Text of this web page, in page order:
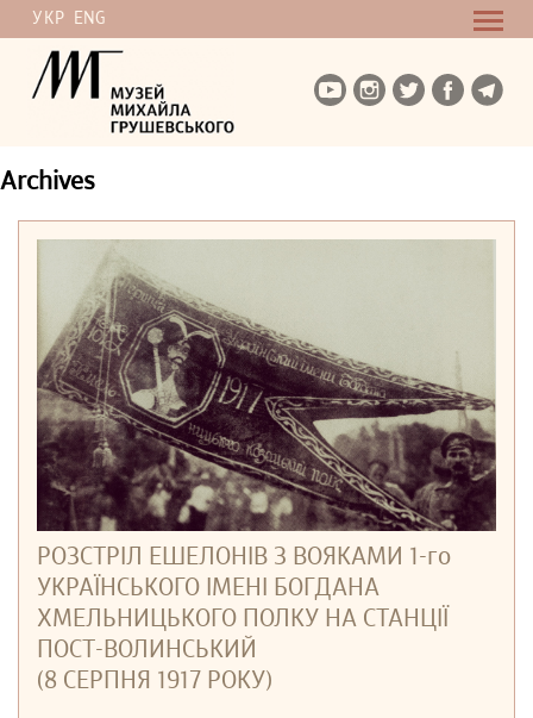
УКР ENG
Archives
РОЗСТРІЛ ЕШЕЛОНІВ З ВОЯКАМИ 1-го
УКРАЇНСЬКОГО ІМЕНІ БОГДАНА
ХМЕЛЬНИЦЬКОГО ПОЛКУ НА СТАНЦІЇ
ПОСТ-ВОЛИНСЬКИЙ
(8 СЕРПНЯ 1917 РОКУ)